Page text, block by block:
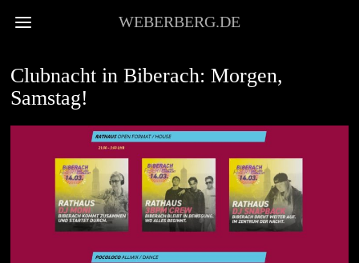
WEBERBERG.DE
Clubnacht in Biberach: Morgen,
Samstag!